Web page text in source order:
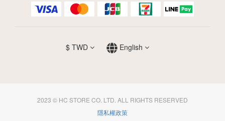
$ TWD English
2023 © HC STORE CO. LTD. ALL RIGHTS RESERVED
隱私權政策